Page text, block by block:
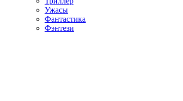
Ужасы
Фантастика
Фэнтези